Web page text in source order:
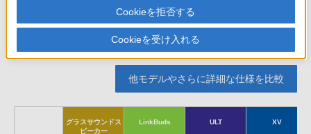
アクティブスピーカー
他モデルやさらに詳細な仕様を比較
グラスサウンドス
ピーカー
LinkBuds ULT XV
Cookieを拒否する
Cookieを受け入れる